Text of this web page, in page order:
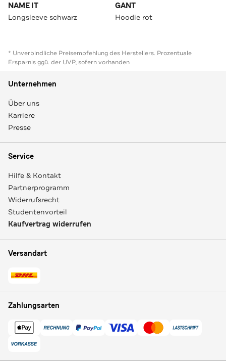
NAME IT
Longsleeve schwarz
GANT
Hoodie rot
* Unverbindliche Preisempfehlung des Herstellers. Prozentuale
Ersparnis ggü. der UVP, sofern vorhanden
Unternehmen
Über uns
Karriere
Presse
Service
Hilfe & Kontakt
Partnerprogramm
Widerrufsrecht
Studentenvorteil
Kaufvertrag widerrufen
Versandart
Zahlungsarten